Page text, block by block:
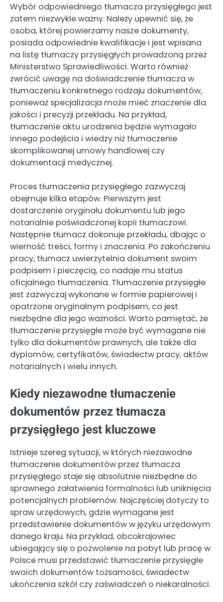
Wybór odpowiedniego tłumacza przysięgłego jest
zatem niezwykle ważny. Należy upewnić się, że
osoba, której powierzamy nasze dokumenty,
posiada odpowiednie kwalifikacje i jest wpisana
na listę tłumaczy przysięgłych prowadzoną przez
Ministerstwo Sprawiedliwości. Warto również
zwrócić uwagę na doświadczenie tłumacza w
tłumaczeniu konkretnego rodzaju dokumentów,
ponieważ specjalizacja może mieć znaczenie dla
jakości i precyzji przekładu. Na przykład,
tłumaczenie aktu urodzenia będzie wymagało
innego podejścia i wiedzy niż tłumaczenie
skomplikowanej umowy handlowej czy
dokumentacji medycznej.
Proces tłumaczenia przysięgłego zazwyczaj
obejmuje kilka etapów. Pierwszym jest
dostarczenie oryginału dokumentu lub jego
notarialnie poświadczonej kopii tłumaczowi.
Następnie tłumacz dokonuje przekładu, dbając o
wierność treści, formy i znaczenia. Po zakończeniu
pracy, tłumacz uwierzytelnia dokument swoim
podpisem i pieczęcią, co nadaje mu status
oficjalnego tłumaczenia. Tłumaczenie przysięgłe
jest zazwyczaj wykonane w formie papierowej i
opatrzone oryginalnym podpisem, co jest
niezbędne dla jego ważności. Warto pamiętać, że
tłumaczenie przysięgłe może być wymagane nie
tylko dla dokumentów prawnych, ale także dla
dyplomów, certyfikatów, świadectw pracy, aktów
notarialnych i wielu innych.
Kiedy niezawodne tłumaczenie
dokumentów przez tłumacza
przysięgłego jest kluczowe
Istnieje szereg sytuacji, w których niezawodne
tłumaczenie dokumentów przez tłumacza
przysięgłego staje się absolutnie niezbędne do
sprawnego załatwienia formalności lub uniknięcia
potencjalnych problemów. Najczęściej dotyczy to
spraw urzędowych, gdzie wymagane jest
przedstawienie dokumentów w języku urzędowym
danego kraju. Na przykład, obcokrajowiec
ubiegający się o pozwolenie na pobyt lub pracę w
Polsce musi przedstawić tłumaczenie przysięgłe
swoich dokumentów tożsamości, świadectw
ukończenia szkół czy zaświadczeń o niekaralności.